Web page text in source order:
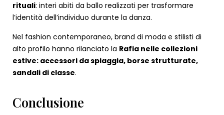
rituali: interi abiti da ballo realizzati per trasformare
l’identità dell’individuo durante la danza.
Nel fashion contemporaneo, brand di moda e stilisti di
alto profilo hanno rilanciato la Rafia nelle collezioni
estive: accessori da spiaggia, borse strutturate,
sandali di classe.
Conclusione